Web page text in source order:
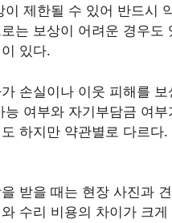
이 제한될 수 있어 반드시
는 보상이 어려운 경우도
있다.
손실이나 이웃 피해를
능 여부와 자기부담금 여
하지만 약관별로 다르
받을 때는 현장 사진과
수리 비용의 차이가 크